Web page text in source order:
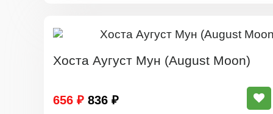
Хоста Аугуст Мун (Аugust Moon)
656 ₽ 836 ₽